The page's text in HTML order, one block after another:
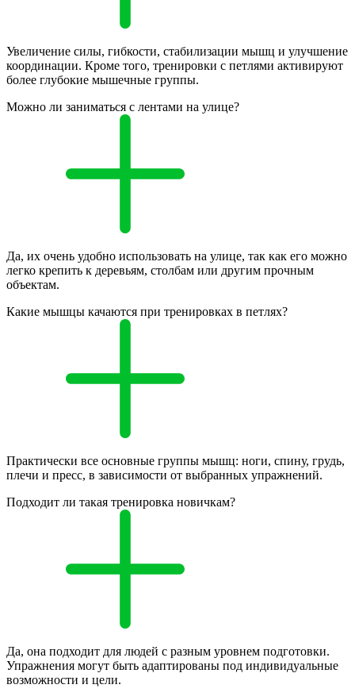
Увеличение силы, гибкости, стабилизации мышц и улучшение
координации. Кроме того, тренировки с петлями активируют
более глубокие мышечные группы.
Можно ли заниматься с лентами на улице?
Да, их очень удобно использовать на улице, так как его можно
легко крепить к деревьям, столбам или другим прочным
объектам.
Какие мышцы качаются при тренировках в петлях?
Практически все основные группы мышц: ноги, спину, грудь,
плечи и пресс, в зависимости от выбранных упражнений.
Подходит ли такая тренировка новичкам?
Да, она подходит для людей с разным уровнем подготовки.
Упражнения могут быть адаптированы под индивидуальные
возможности и цели.